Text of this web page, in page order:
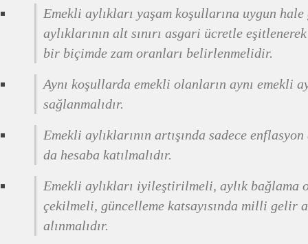
Emekli aylıkları yaşam koşullarına uygun
aylıklarının alt sınırı asgari ücretle
bir biçimde zam oranları belirlenmelidir.
Aynı koşullarda emekli olanların aynı emekli
sağlanmalıdır.
Emekli aylıklarının artışında sadece
da hesaba katılmalıdır.
Emekli aylıkları iyileştirilmeli, aylık bağlama
çekilmeli, güncelleme katsayısında milli gelir
alınmalıdır.